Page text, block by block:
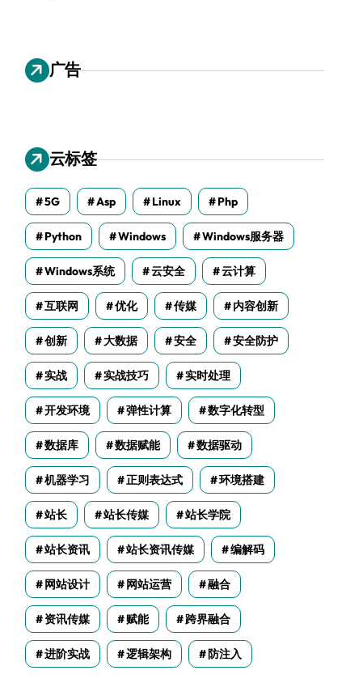
广告
云标签
5G Asp Linux Php
Python Windows Windows服务器
Windows系统 云安全 云计算
互联网 优化 传媒 内容创新
创新 大数据 安全 安全防护
实战 实战技巧 实时处理
开发环境 弹性计算 数字化转型
数据库 数据赋能 数据驱动
机器学习 正则表达式 环境搭建
站长 站长传媒 站长学院
站长资讯 站长资讯传媒 编解码
网站设计 网站运营 融合
资讯传媒 赋能 跨界融合
进阶实战 逻辑架构 防注入